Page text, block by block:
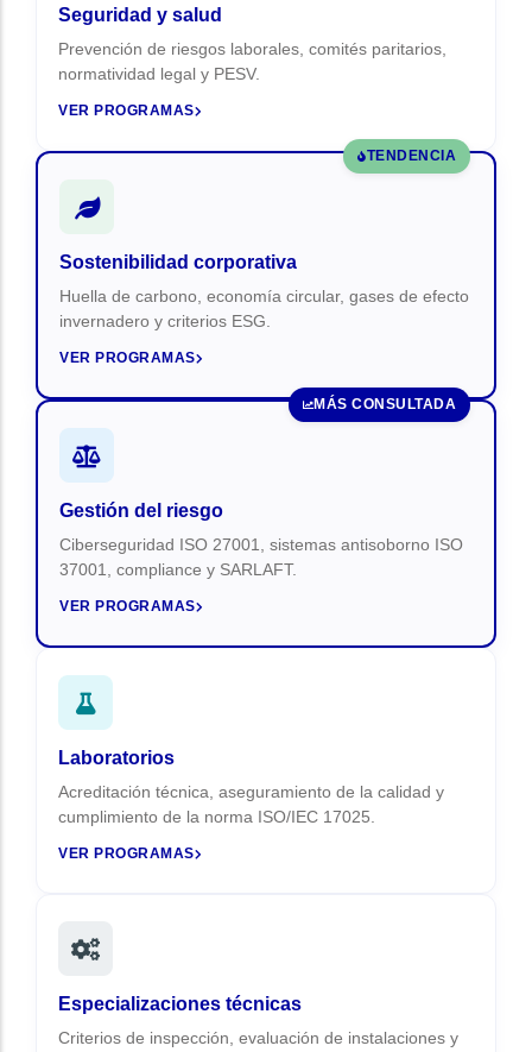
Seguridad y salud
Prevención de riesgos laborales, comités paritarios,
normatividad legal y PESV.
VER PROGRAMAS
TENDENCIA
Sostenibilidad corporativa
Huella de carbono, economía circular, gases de efecto
invernadero y criterios ESG.
VER PROGRAMAS
MÁS CONSULTADA
Gestión del riesgo
Ciberseguridad ISO 27001, sistemas antisoborno ISO
37001, compliance y SARLAFT.
VER PROGRAMAS
Laboratorios
Acreditación técnica, aseguramiento de la calidad y
cumplimiento de la norma ISO/IEC 17025.
VER PROGRAMAS
Especializaciones técnicas
Criterios de inspección, evaluación de instalaciones y